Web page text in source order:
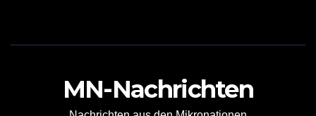
MN-Nachrichten